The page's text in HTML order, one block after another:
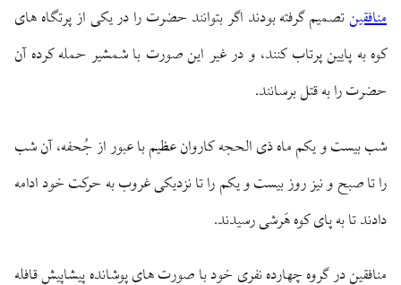
منافقینتصميم گرفته بودند اگر بتوانند حضرت را در يكى از پرتگاه ‏هاى
كوه به پايين پرتاب كنند، و در غير اين صورت با شمشير حمله كرده آن
حضرت را به قتل برسانند.
شب بيست و يكم ماه ذى‏ الحجه كاروان عظيم با عبور از جُحفه، آن شب
را تا صبح و نيز روز بيست و يكم را تا نزديكى غروب به حركت خود ادامه
دادند تا به پاى كوه هَرشى رسيدند.
منافقين در گروه چهارده نفرى خود با صورت ‏هاى پوشانده پيشاپيش قافله